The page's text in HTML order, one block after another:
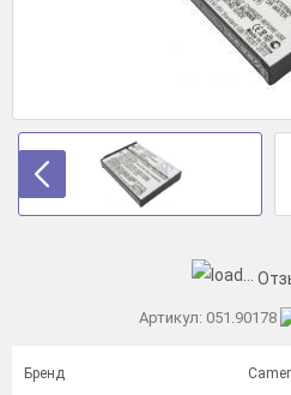
Артикул: 051.90178
Бренд